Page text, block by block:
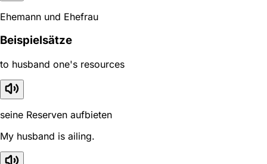
Ehemann und Ehefrau
Beispielsätze
to husband one's resources
seine Reserven aufbieten
My husband is ailing.